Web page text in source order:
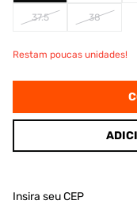
37.5 38
Restam poucas unidades!
Insira seu CEP